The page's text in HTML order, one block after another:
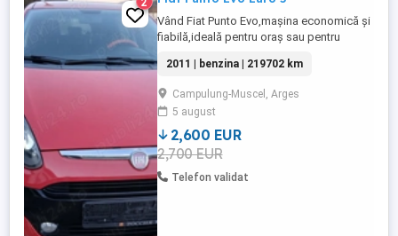
Vând Fiat Punto Evo,maşina economică și
fiabilă,ideală pentru oraș sau pentru
benzina,costuri mici de întreținere.Data
fabricației :12.07.2011 Motor:1,2
benzina(1242cm3) Putere :51Kw Euro 5;
Kilometraj:219702km,Carte
service!Importată din Germania!Inspecție
valabila ...
2011 | benzina | 219702 km
Campulung-Muscel, Arges
5 august
2,600 EUR
2,700 EUR
Telefon validat